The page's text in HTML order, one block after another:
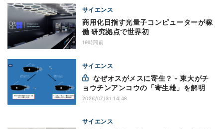
サイエンス
商用化目指す光量子コンピューターが稼
働 研究拠点で世界初
19時間前
サイエンス
ョウチンアンコウの「寄生雄」を解明
2026/07/31 14:48
サイエンス